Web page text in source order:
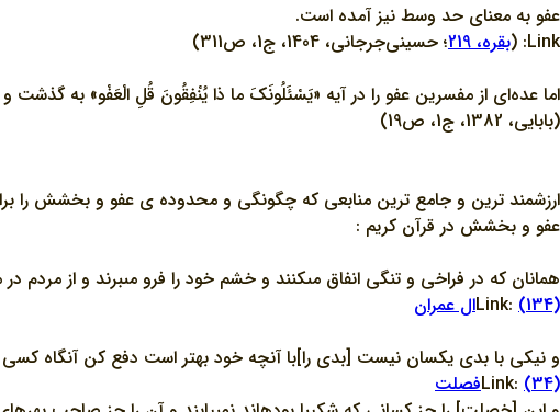
عفو به معناي حد وسط نيز آمده است.
Link: (
بقره، 219
؛ حسيني‌جرجاني، 1404، ج1، ص311)
اما عده‌اي از مفسرين عفو را در آيه «يَسْئَلُونَکَ ما ذا يُنْفِقُونَ قُلِ الْعَفْو» به
(بابايي، 1382، ج1، ص19)
ارزشمند ترين و جامع ترين منابعي که چگونگي و محدوده ي عفو و بخشش را
عفو و بخشش در قرآن کريم :
همانان كه در فراخى و تنگى انفاق مى‏كنند و خشم خود را فرو مى‏برند و از مردم
Link: (134)ال عمران
و نيكى با بدى يكسان نيست [بدى را]با آنچه خود بهتر است دفع كن آنگاه
Link: (34)فصلت